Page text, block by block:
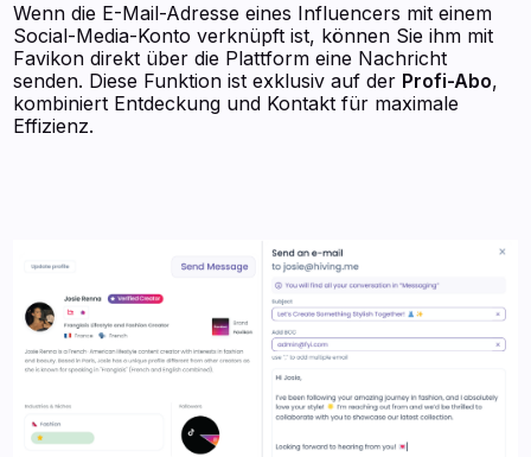
Wenn die E-Mail-Adresse eines Influencers mit einem
Social-Media-Konto verknüpft ist, können Sie ihm mit
Favikon direkt über die Plattform eine Nachricht
senden. Diese Funktion ist exklusiv auf der Profi-Abo,
kombiniert Entdeckung und Kontakt für maximale
Effizienz.